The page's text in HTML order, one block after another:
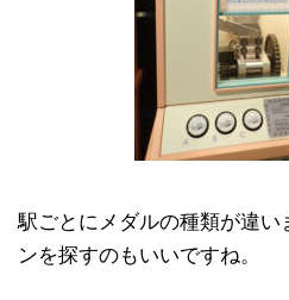
駅ごとにメダルの種類が違い
ンを探すのもいいですね。